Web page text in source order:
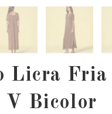
Licra Fria
V Bicolor